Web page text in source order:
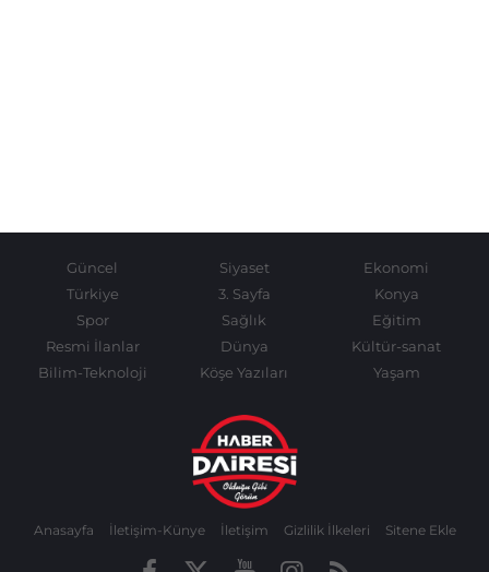
Güncel Siyaset
Ekonomi
Türkiye
3. Sayfa
Konya
Spor
Sağlık
Eğitim
Resmi İlanlar
Dünya
Kültür-sanat
Bilim-Teknoloji
Köşe Yazıları Yaşam
Anasayfa İletişim-Künye İletişim Gizlilik İlkeleri Sitene Ekle